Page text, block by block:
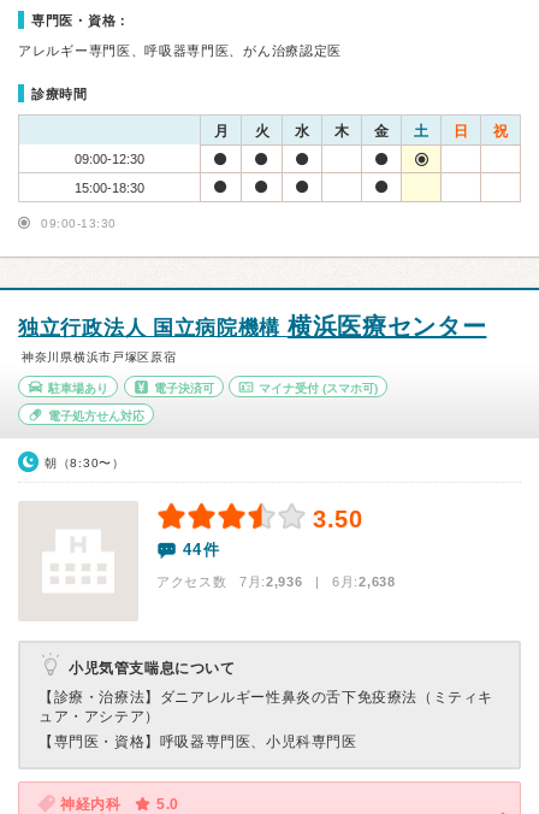
専門医・資格：
アレルギー専門医、呼吸器専門医、がん治療認定医
診療時間
月 火 水 木 金 土 日 祝
09:00-12:30
15:00-18:30
09:00-13:30
独立行政法人 国立病院機構 横浜医療センター
神奈川県横浜市戸塚区原宿
駐車場あり 電子決済可 マイナ受付 (スマホ可)
電子処方せん対応
朝（8:30〜）
3.50
44件
アクセス数 7月:2,936 | 6月:2,638
小児気管支喘息について
【診療・治療法】 ダニアレルギー性鼻炎の舌下免疫療法（ミティキ
ュア・アシテア）
【専門医・資格】 呼吸器専門医、小児科専門医
神経内科
5.0